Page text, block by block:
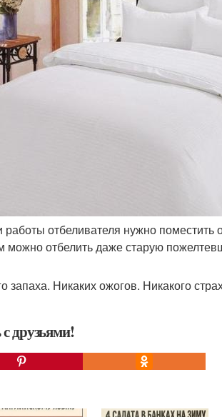
отбеливателя нужно
можно отбелить даже старую
запаха. Никаких ожогов. Никакого
друзьями!